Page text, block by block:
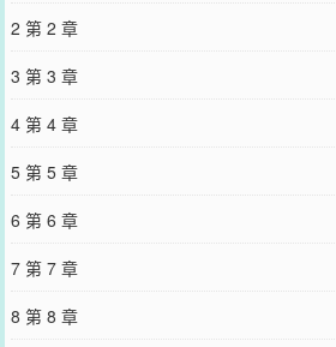
微博微信里的朋友推荐哦！
2 第 2 章
3 第 3 章
4 第 4 章
5 第 5 章
6 第 6 章
7 第 7 章
8 第 8 章